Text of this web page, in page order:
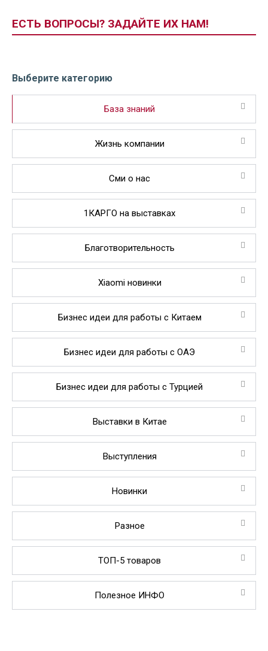
ЕСТЬ ВОПРОСЫ? ЗАДАЙТЕ ИХ НАМ!
Выберите категорию
База знаний
Жизнь компании
Сми о нас
1КАРГО на выставках
Благотворительность
Xiaomi новинки
Бизнес идеи для работы с Китаем
Бизнес идеи для работы с ОАЭ
Бизнес идеи для работы с Турцией
Выставки в Китае
Выступления
Новинки
Разное
ТОП-5 товаров
Полезное ИНФО